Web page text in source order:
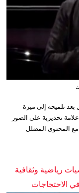
بعد تلميحه إلى ميزة
تحذيرية على الصور
المحتوى المضلل
رياضية وثقافية
الاحتجاجات